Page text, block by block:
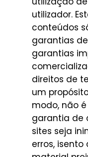
utilizador.
conteúdos
garantias
garantias
direitos de
um
modo, não
garantia de
sites seja
erros,